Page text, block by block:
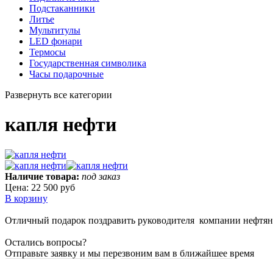
Подстаканники
Литье
Мультитулы
LED фонари
Термосы
Государственная символика
Часы подарочные
Развернуть все категории
капля нефти
Наличие товара: под заказ
Цена: 22 500 руб
В корзину
Отличный подарок поздравить руководителя компании
Остались вопросы?
Отправьте заявку и мы перезвоним вам в ближайшее время